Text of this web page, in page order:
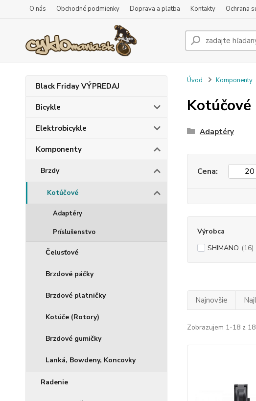
O nás Obchodné podmienky Doprava a platba Kontakty Ochrana
Black Friday VÝPREDAJ
Bicykle
Elektrobicykle
Komponenty
Brzdy
Kotúčové
Adaptéry
Príslušenstvo
Čelusťové
Brzdové páčky
Brzdové platničky
Kotúče (Rotory)
Brzdové gumičky
Lanká, Bowdeny, Koncovky
Radenie
Úvod Komponenty
Kotúčové
Adaptéry
Cena:
Výrobca
SHIMANO (16)
Najnovšie
Zobrazujem 1-18 z 18